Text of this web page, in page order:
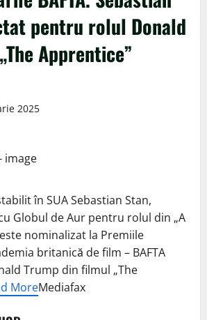
pentru rolul Donald
Apprentice”
2025
în SUA Sebastian Stan,
Globul de Aur pentru rolul din „A
nominalizat la Premiile
britanică de film – BAFTA
Trump din filmul „The
MoreMediafax